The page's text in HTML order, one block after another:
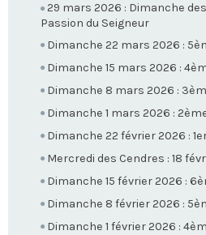
29 mars 2026 : Dimanche
Passion du Seigneur
Dimanche 22 mars 2026 :
Dimanche 15 mars 2026 :
Dimanche 8 mars 2026 :
Dimanche 1 mars 2026 :
Dimanche 22 février 2026 :
Mercredi des Cendres : 18
Dimanche 15 février 2026 :
Dimanche 8 février 2026 :
Dimanche 1 février 2026 :